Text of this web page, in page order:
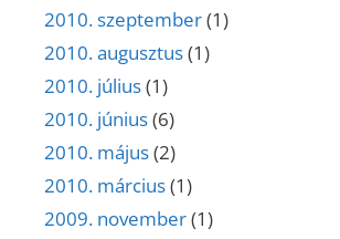
2010. szeptember(1)
2010. augusztus(1)
2010. július(1)
2010. június(6)
2010. május(2)
2010. március(1)
2009. november(1)